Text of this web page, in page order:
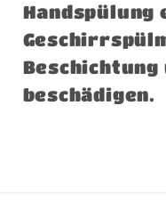
Handspülung
Beschichtung
beschädigen.